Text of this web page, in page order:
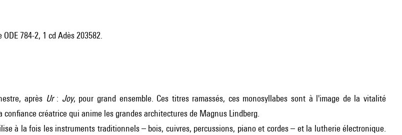
784-2, 1 cd Adès 203582.
après Ur: Joy, pour grand ensemble. Ces titres ramassés, ces monosyllabes sont à l'image de la vitalité
créatrice qui anime les grandes architectures de Magnus Lindberg.
à la fois les instruments traditionnels – bois, cuivres, percussions, piano et cordes – et la lutherie électronique.